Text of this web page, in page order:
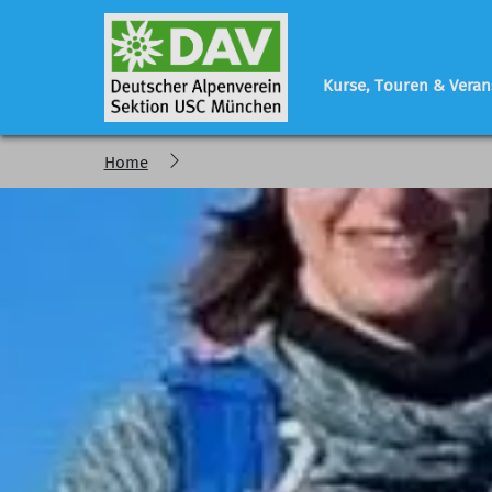
Kurse, Touren &
Programm regelmäßige Veranstaltungen
Sektionsleben
Tourenberichte
Vorstand -
Geschäftsstelle
Home